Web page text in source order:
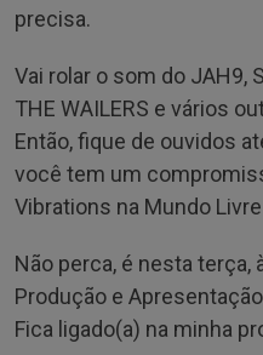
precisa.
Vai rolar o som do JAH9,
THE WAILERS e vários
Então, fique de ouvidos
você tem um
Vibrations na Mundo
Não perca, é nesta terça,
Produção e
Fica ligado(a) na minha